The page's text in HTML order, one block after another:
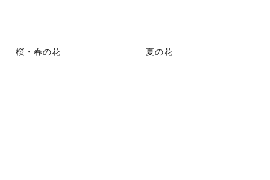
桜・春の花 夏の花